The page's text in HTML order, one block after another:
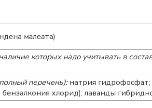
малеата)
которых надо учитывать в
перечень):натрия гидрофосфат;
бензалкония хлорид); лаванды